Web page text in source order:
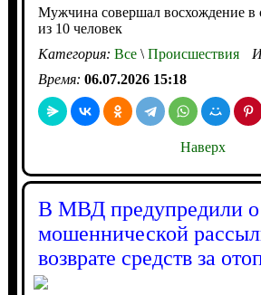
Мужчина совершал восхождение в
из 10 человек
Категория: Все\Происшествия
Время: 06.07.2026 15:18
Наверх
В МВД предупредили о
мошеннической
возврате средств за